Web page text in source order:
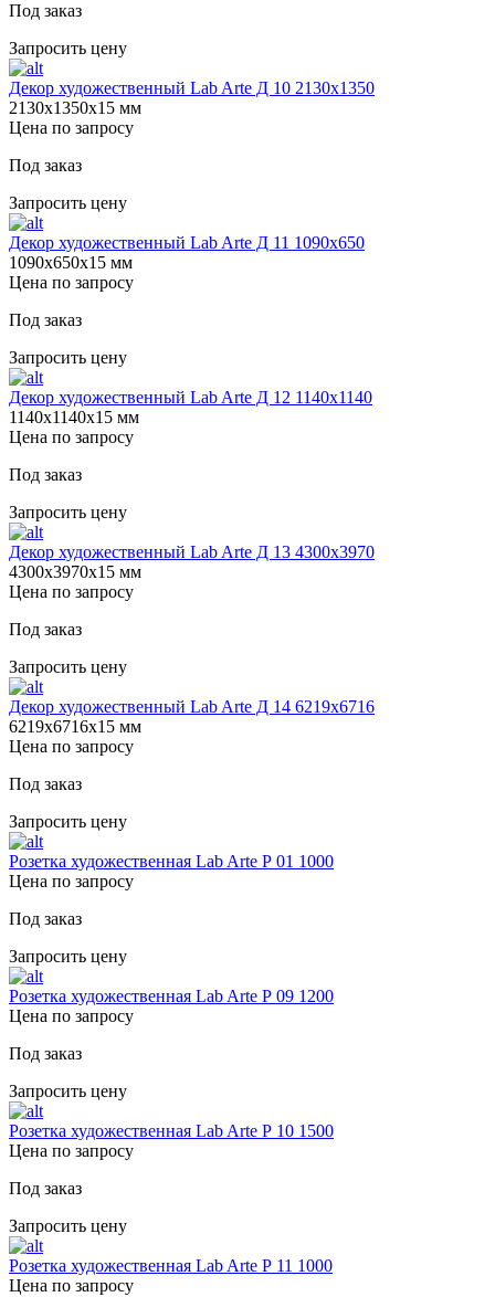
Под заказ
Запросить цену
Декор художественный Lab Arte Д 10 2130х1350
2130х1350х15 мм
Цена по запросу
Под заказ
Запросить цену
Декор художественный Lab Arte Д 11 1090х650
1090х650х15 мм
Цена по запросу
Под заказ
Запросить цену
Декор художественный Lab Arte Д 12 1140х1140
1140х1140х15 мм
Цена по запросу
Под заказ
Запросить цену
Декор художественный Lab Arte Д 13 4300х3970
4300х3970х15 мм
Цена по запросу
Под заказ
Запросить цену
Декор художественный Lab Arte Д 14 6219х6716
6219х6716х15 мм
Цена по запросу
Под заказ
Запросить цену
Розетка художественная Lab Arte Р 01 1000
Цена по запросу
Под заказ
Запросить цену
Розетка художественная Lab Arte Р 09 1200
Цена по запросу
Под заказ
Запросить цену
Розетка художественная Lab Arte Р 10 1500
Цена по запросу
Под заказ
Запросить цену
Розетка художественная Lab Arte Р 11 1000
Цена по запросу